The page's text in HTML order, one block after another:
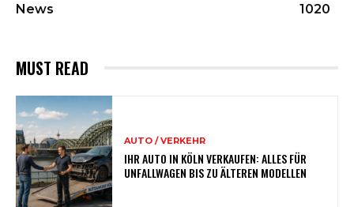
News
1020
MUST READ
AUTO / VERKEHR
IHR AUTO IN KÖLN VERKAUFEN: ALLES FÜR
UNFALLWAGEN BIS ZU ÄLTEREN MODELLEN